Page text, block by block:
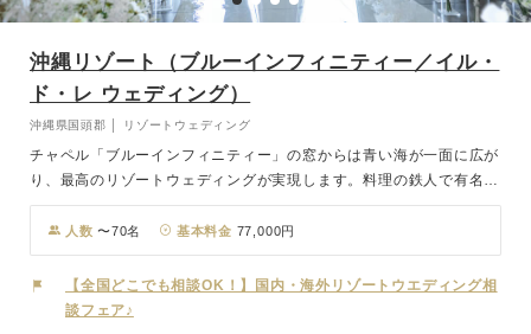
沖縄リゾート（ブルーインフィニティー／イル・
ド・レ ウェディング）
沖縄県国頭郡 │ リゾートウェディング
チャペル「ブルーインフィニティー」の窓からは青い海が一面に広が
り、最高のリゾートウェディングが実現します。料理の鉄人で有名な
坂井シェフ監修のカジュアルフレンチレストラン「イル・ド・レ」で
大切なゲストにおもてなしを。一軒家を貸切れるので、当日はお2人
とゲストだけのプライベート空間。特別な1日をお過ごしいただけま
す。
人数 〜70名 基本料金 77,000円
【全国どこでも相談OK！】国内・海外リゾートウエディング相
談フェア♪